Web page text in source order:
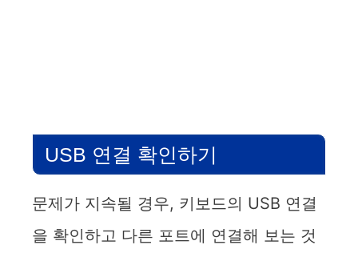
USB 연결 확인하기
문제가 지속될 경우, 키보드의 USB 연결
을 확인하고 다른 포트에 연결해 보는 것